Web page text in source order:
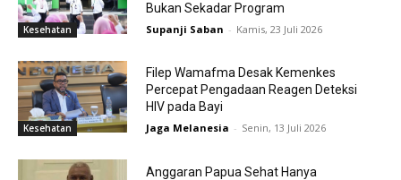
Kesehatan
Bukan Sekadar Program
Supanji Saban - Kamis, 23 Juli 2026
Kesehatan
Filep Wamafma Desak Kemenkes
Percepat Pengadaan Reagen Deteksi
HIV pada Bayi
Jaga Melanesia - Senin, 13 Juli 2026
Anggaran Papua Sehat Hanya